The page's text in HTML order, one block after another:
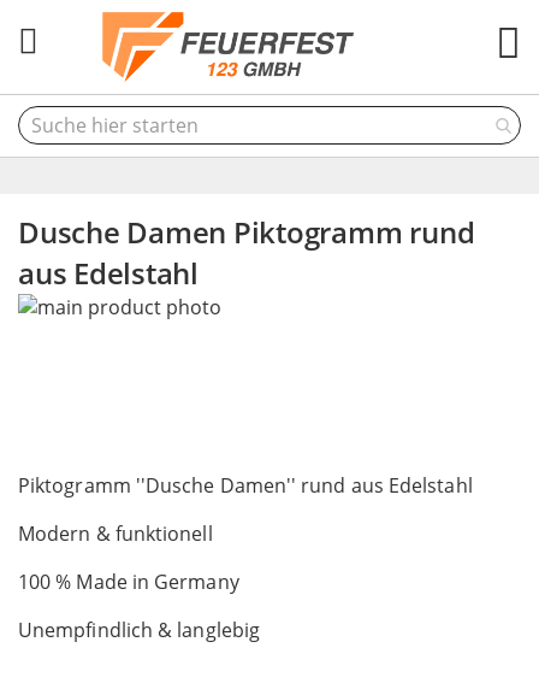
Dusche Damen Piktogramm rund
aus Edelstahl
Piktogramm ''Dusche Damen'' rund aus Edelstahl
Modern & funktionell
100 % Made in Germany
Unempfindlich & langlebig
Skip
gallery
to
beginning
the
images
gallery